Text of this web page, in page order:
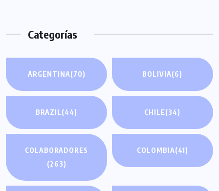
Categorías
ARGENTINA(70) BOLIVIA(6)
BRAZIL(44) CHILE(34)
COLABORADORES
(263)
COLOMBIA(41)